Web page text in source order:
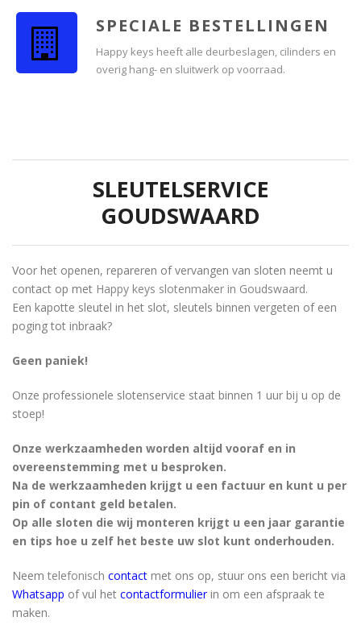
SPECIALE BESTELLINGEN
Happy keys heeft alle deurbeslagen, cilinders en
overig hang- en sluitwerk op voorraad.
SLEUTELSERVICE
GOUDSWAARD
Voor het openen, repareren of vervangen van sloten neemt u
contact op met Happy keys slotenmaker in Goudswaard.
Een kapotte sleutel in het slot, sleutels binnen vergeten of een
poging tot inbraak?
Geen paniek!
Onze professionele slotenservice staat binnen 1 uur bij u op de
stoep!
Onze werkzaamheden worden altijd vooraf en in
overeenstemming met u besproken.
Na de werkzaamheden krijgt u een factuur en kunt u per
pin of contant geld betalen.
Op alle sloten die wij monteren krijgt u een jaar garantie
en tips hoe u zelf het beste uw slot kunt onderhouden.
Neem telefonisch contact met ons op, stuur ons een bericht via
Whatsapp of vul het contactformulierin om een afspraak te
maken.